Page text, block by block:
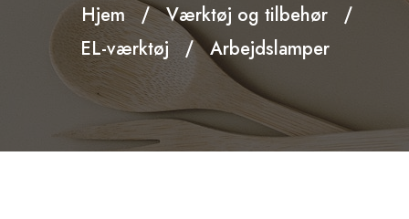
Hjem
Værktøj og tilbehør
EL-værktøj
Arbejdslamper